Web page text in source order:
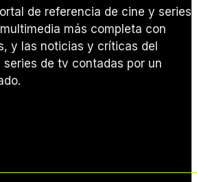
de referencia de cine y series.
más completa con
y las noticias y críticas del
de tv contadas por un